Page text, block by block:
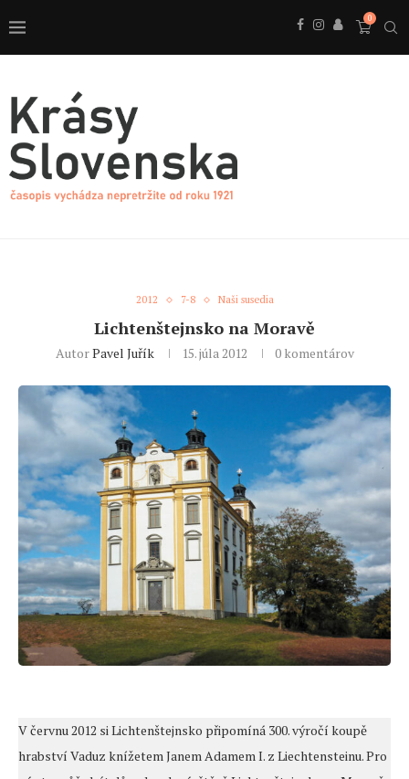
0
2012 7-8 Naši susedia
Lichtenštejnsko na Moravě
AutorPavel Juřík 15. júla 2012 0 komentárov
V červnu 2012 si Lichtenštejnsko připomíná 300. výročí koupě
hrabství Vaduz knížetem Janem Adamem I. z Liechtensteinu. Pro